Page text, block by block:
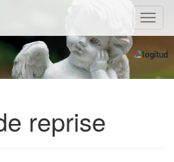
reprise